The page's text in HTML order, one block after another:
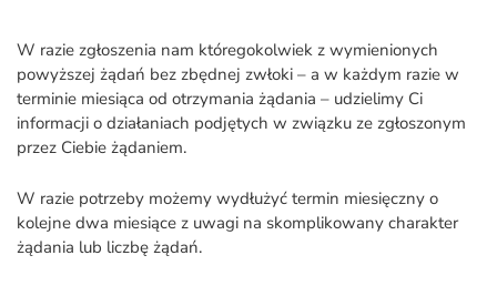
W razie zgłoszenia nam któregokolwiek z wymienionych
powyższej żądań bez zbędnej zwłoki – a w każdym razie w
terminie miesiąca od otrzymania żądania – udzielimy Ci
informacji o działaniach podjętych w związku ze zgłoszonym
przez Ciebie żądaniem.
W razie potrzeby możemy wydłużyć termin miesięczny o
kolejne dwa miesiące z uwagi na skomplikowany charakter
żądania lub liczbę żądań.